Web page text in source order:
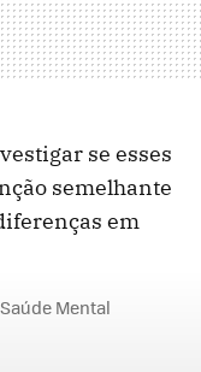
se esses
semelhante
em
Saúde Mental